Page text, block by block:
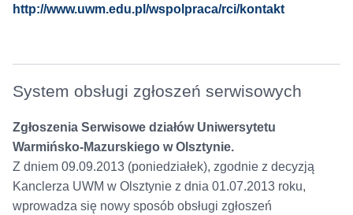
http://www.uwm.edu.pl/wspolpraca/rci/kontakt
System obsługi zgłoszeń serwisowych
Zgłoszenia Serwisowe działów Uniwersytetu
Warmińsko-Mazurskiego w Olsztynie.
Z dniem 09.09.2013 (poniedziałek), zgodnie z decyzją
Kanclerza UWM w Olsztynie z dnia 01.07.2013 roku,
wprowadza się nowy sposób obsługi zgłoszeń